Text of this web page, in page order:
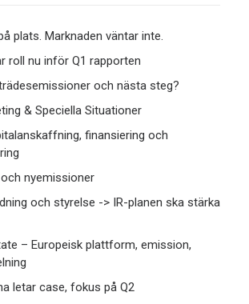
plats. Marknaden väntar inte.
roll nu inför Q1 rapporten
och nästa steg?
& Speciella Situationer
finansiering och
nyemissioner
och styrelse -> IR-planen ska stärka
– Europeisk plattform, emission,
letar case, fokus på Q2